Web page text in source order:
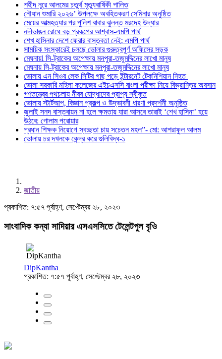
শহীদ নূরে আলমের চতুর্থ মৃত্যুবার্ষিকী পালিত
নৌযান শুমারি ২০২৬’ উপলক্ষে অবহিতকরণ সেমিনার অনুষ্ঠিত
মেয়ের আত্মহত্যার পর পুলিশ বাবার ঝুলন্ত মরদেহ উদ্ধার
নদীভাঙন রোধে বড় প্রকল্পের আশ্বাস-এমপি পার্থ
শেখ হাসিনার দেশে ফেরার বাস্তবতা নেই: এমপি পার্থ
সাময়িক সংস্কারেই চলছে ভোলার গুরুত্বপূর্ণ অফিসের সড়ক
মেঘনায়l সি-ট্রাকের অপেক্ষায় মনপুরা-তজুমদ্দিনের লাখো মানুষ
মেঘনায় সি-ট্রাকের অপেক্ষায় মনপুরা-তজুমদ্দিনের লাখো মানুষ
ভোলায় এন সিওর লেক সিটির গাছ পড়ে ইন্টারনেট টেকনিশিয়ান নিহত
ভোলা সরকারি মহিলা কলেজের এইচএসসি বাংলা পরীক্ষা নিয়ে বিভ্রান্তির অবসান
গণতন্ত্রের পথচলায় নীরব যোদ্ধাদের প্রাপ্য স্বীকৃত
ভোলায় স্টার্টআপ, বিজ্ঞান প্রকল্প ও উদ্ভাবনী ধারণা প্রদর্শনী অনুষ্ঠিত
জুলাই সনদ বাস্তবায়ন না হলে ক্ষমতায় যারা আসবে তারাই ‘শেখ হাসিনা’ হয়ে
উঠবে: গোলাম পরোয়ার
প্রধান শিক্ষক নিয়োগে স্বচ্ছতা চায় সচেতন মহল”- মো: আশরাফুল আলম
ভোলায় চর দখলকে কেন্দ্র করে গুলিবিদ্ধ-১
জাতীয়
প্রকাশিত: ৭:৫৭ পূর্বাহ্ণ, সেপ্টেম্বর ২৮, ২০২৩
সাংবাদিক কন্যা সাদিয়ার এসএসসিতে টেলেন্টপুল বৃওি
DipKantha
প্রকাশিত: ৭:৫৭ পূর্বাহ্ণ, সেপ্টেম্বর ২৮, ২০২৩